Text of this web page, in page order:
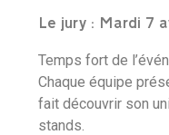
Le jury : Mardi 7
Temps fort de
Chaque équipe
fait découvrir son
stands.